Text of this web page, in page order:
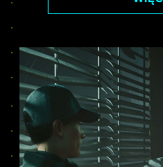
legendą Night City.
strzelaninach, atakuj
miejsca.